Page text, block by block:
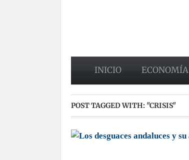
INICIO ECONOMÍA
POST TAGGED WITH: "CRISIS"